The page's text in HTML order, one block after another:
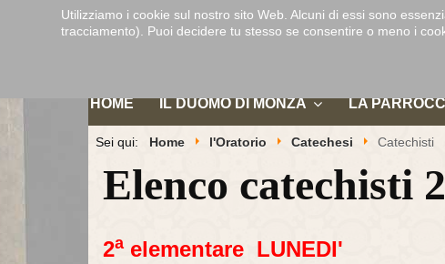
HOME IL DUOMO DI MONZA LA
Sei qui: Home l'Oratorio Catechesi Catechisti
Elenco catechisti
2a elementare LUNEDI'
Utilizziamo i cookie sul nostro sito Web. Alcuni di essi sono
tracciamento). Puoi decidere tu stesso se consentire o meno i